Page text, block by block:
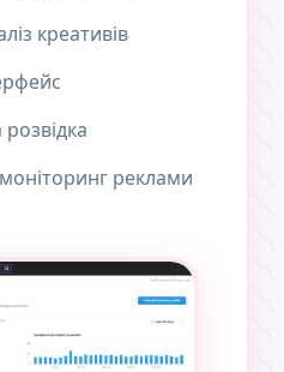
креативів
реклами